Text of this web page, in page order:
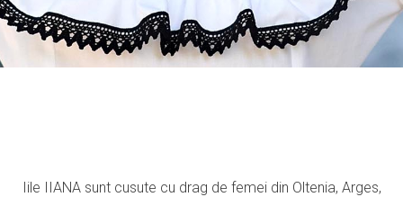
Iile IIANA sunt cusute cu drag de femei din Oltenia, Arges,